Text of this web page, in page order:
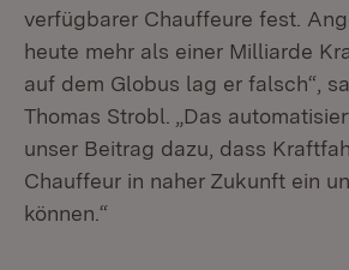
verfügbarer Chauffeure fest.
heute mehr als einer Milliarde
auf dem Globus lag er falsch“,
Thomas Strobl. „Das
unser Beitrag dazu, dass
Chauffeur in naher Zukunft ein
können.“